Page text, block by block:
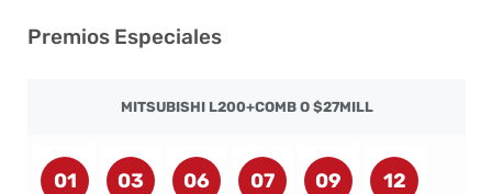
Premios Especiales
MITSUBISHI L200+COMB O $27MILL
01 03 06 07 09 12